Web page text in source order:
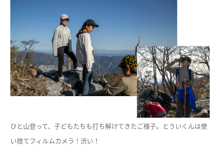
ひと山登って、子どもたちも打ち解けてきたご様子。とういくんは使
い捨てフィルムカメラ！渋い！